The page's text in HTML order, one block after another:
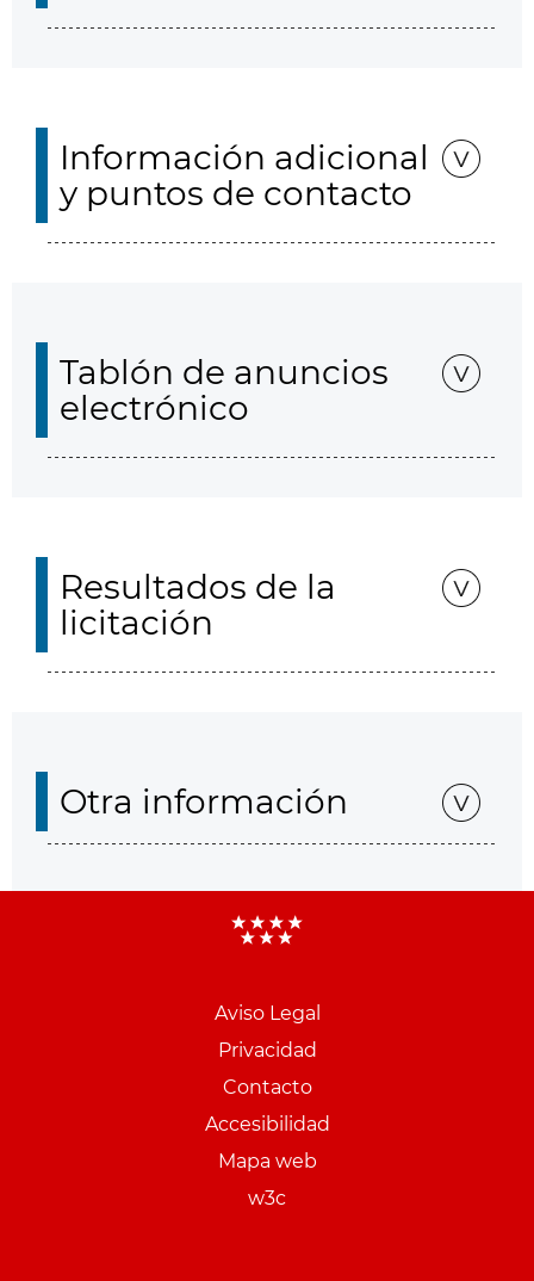
Información adicional
y puntos de contacto
Tablón de anuncios
electrónico
Resultados de la
licitación
Otra información
Aviso Legal
Privacidad
Contacto
Accesibilidad
Mapa web
w3c